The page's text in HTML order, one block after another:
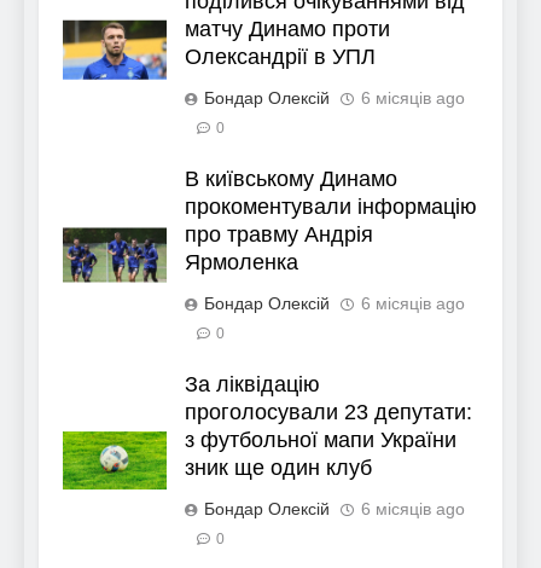
матчу Динамо проти
Олександрії в УПЛ
Бондар Олексій 6 місяців ago
0
В київському Динамо
прокоментували інформацію
про травму Андрія
Ярмоленка
Бондар Олексій 6 місяців ago
0
За ліквідацію
проголосували 23 депутати:
з футбольної мапи України
зник ще один клуб
Бондар Олексій 6 місяців ago
0